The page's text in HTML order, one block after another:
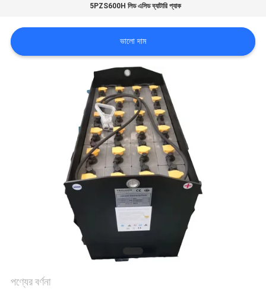
সাইট
5PZS600H লিড এসিড ব্যাটারি প্যাক
ভালো দাম
পণ্যের বর্ণনা